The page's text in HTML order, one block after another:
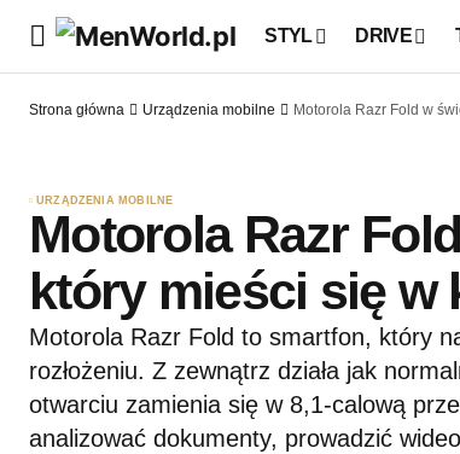
STYL DRIVE
Strona główna Urządzenia mobilne Motorola Razr Fold w
URZĄDZENIA MOBILNE
Motorola Razr
który mieści się w
Motorola Razr Fold to smartfon, który
rozłożeniu. Z zewnątrz działa jak
otwarciu zamienia się w 8,1-calową
analizować dokumenty, prowadzić